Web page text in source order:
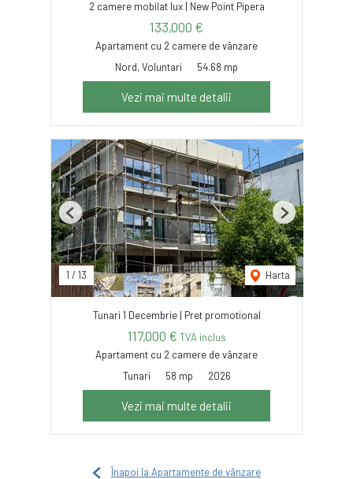
2 camere mobilat lux | New Point Pipera
133,000 €
Apartament cu 2 camere de vânzare
Nord, Voluntari
54.68 mp
Vezi mai multe detalii
1 / 13 Harta
Previous Next
Tunari 1 Decembrie | Pret promotional
117,000 € TVA inclus
Apartament cu 2 camere de vânzare
Tunari
58 mp 2026
Vezi mai multe detalii
Înapoi la Apartamente de vânzare